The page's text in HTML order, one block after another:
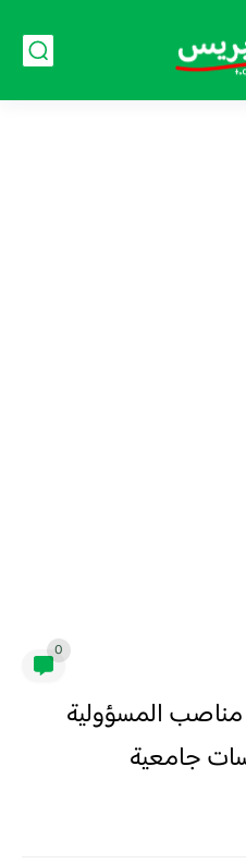
0
المسؤولية
جامعية